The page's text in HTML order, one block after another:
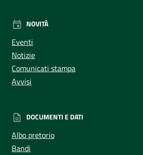
NOVITÀ
Eventi
Notizie
Comunicati stampa
Avvisi
DOCUMENTI E DATI
Albo pretorio
Bandi